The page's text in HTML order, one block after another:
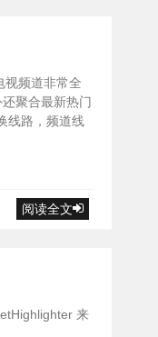
视频道非常全
聚合最新热门
线路，频道线
阅读全文
来